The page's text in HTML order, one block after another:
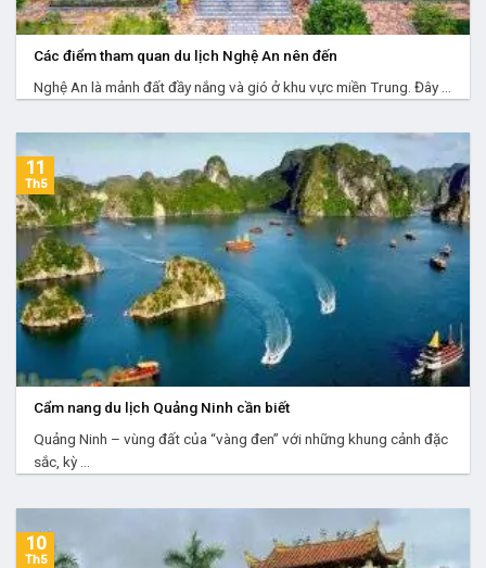
Các điểm tham quan du lịch Nghệ An nên đến
Nghệ An là mảnh đất đầy nắng và gió ở khu vực miền Trung. Đây ...
Cẩm nang du lịch Quảng Ninh cần biết
Quảng Ninh – vùng đất của “vàng đen” với những khung cảnh đặc
sắc, kỳ ...
11
Th5
10
Th5